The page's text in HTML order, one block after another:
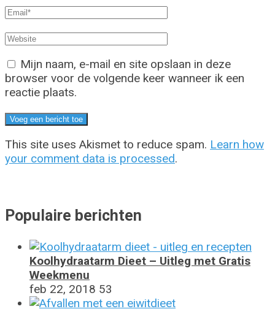
Mijn naam, e-mail en site opslaan in deze
browser voor de volgende keer wanneer ik een
reactie plaats.
This site uses Akismet to reduce spam. Learn how
your comment data is processed.
Populaire berichten
Koolhydraatarm Dieet – Uitleg met Gratis
Weekmenu
feb 22, 2018 53